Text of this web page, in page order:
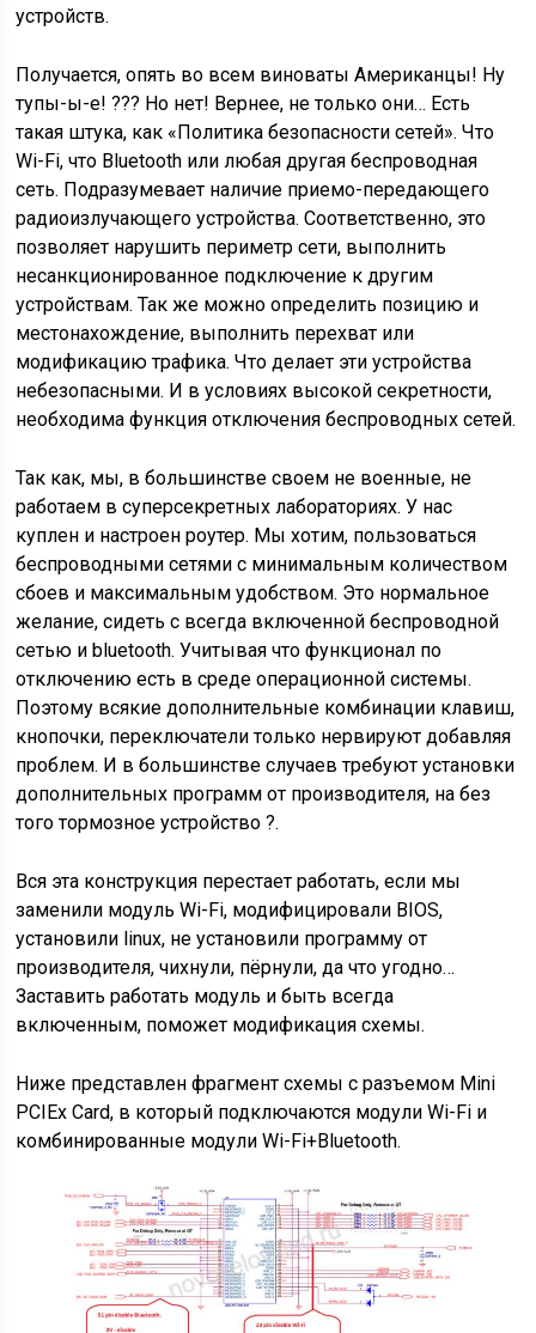
устройств.
Получается, опять во всем виноваты Американцы! Ну
тупы-ы-е! ??? Но нет! Вернее, не только они… Есть
такая штука, как «Политика безопасности сетей». Что
Wi-Fi, что Bluetooth или любая другая беспроводная
сеть. Подразумевает наличие приемо-передающего
радиоизлучающего устройства. Соответственно, это
позволяет нарушить периметр сети, выполнить
несанкционированное подключение к другим
устройствам. Так же можно определить позицию и
местонахождение, выполнить перехват или
модификацию трафика. Что делает эти устройства
небезопасными. И в условиях высокой секретности,
необходима функция отключения беспроводных сетей.
Так как, мы, в большинстве своем не военные, не
работаем в суперсекретных лабораториях. У нас
куплен и настроен роутер. Мы хотим, пользоваться
беспроводными сетями с минимальным количеством
сбоев и максимальным удобством. Это нормальное
желание, сидеть с всегда включенной беспроводной
сетью и bluetooth. Учитывая что функционал по
отключению есть в среде операционной системы.
Поэтому всякие дополнительные комбинации клавиш,
кнопочки, переключатели только нервируют добавляя
проблем. И в большинстве случаев требуют установки
дополнительных программ от производителя, на без
того тормозное устройство ?.
Вся эта конструкция перестает работать, если мы
заменили модуль Wi-Fi, модифицировали BIOS,
установили linux, не установили программу от
производителя, чихнули, пёрнули, да что угодно…
Заставить работать модуль и быть всегда
включенным, поможет модификация схемы.
Ниже представлен фрагмент схемы с разъемом Mini
PCIEx Card, в который подключаются модули Wi-Fi и
комбинированные модули Wi-Fi+Bluetooth.